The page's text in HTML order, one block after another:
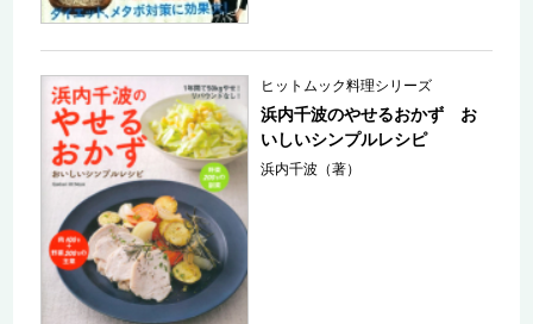
ヒットムック料理シリーズ
浜内千波のやせるおかず お
いしいシンプルレシピ
浜内千波（著）